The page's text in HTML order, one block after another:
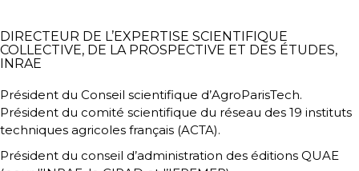
DIRECTEUR DE L’EXPERTISE SCIENTIFIQUE
COLLECTIVE, DE LA PROSPECTIVE ET DES ÉTUDES,
INRAE
Président du Conseil scientifique d’AgroParisTech.
Président du comité scientifique du réseau des 19 instituts
techniques agricoles français (ACTA).
Président du conseil d’administration des éditions QUAE